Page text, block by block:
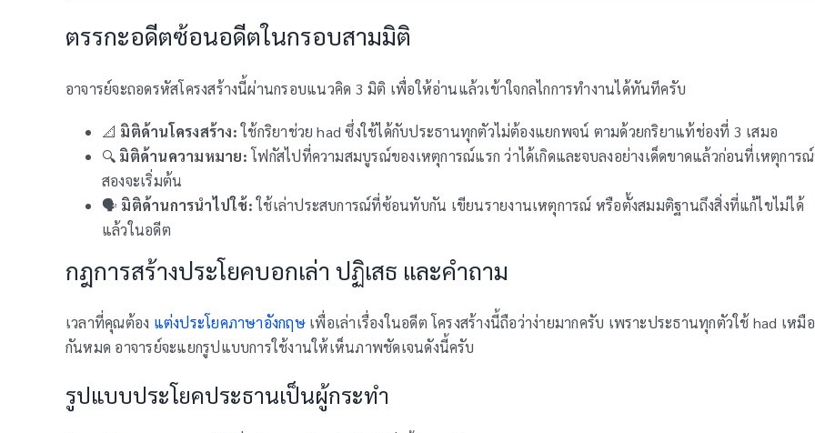
ตรรกะอดีตซ้อนอดีตในกรอบสามมิติ
อาจารย์จะถอดรหัสโครงสร้างนี้ผ่านกรอบแนวคิด 3 มิติ เพื่อให้อ่านแล้วเข้าใจกลไกการทำงานได้ทันทีครับ
📐 มิติด้านโครงสร้าง:ใช้กริยาช่วย had ซึ่งใช้ได้กับประธานทุกตัวไม่ต้องแยกพจน์ ตามด้วยกริยาแท้ช่องที่ 3 เสมอ
🔍 มิติด้านความหมาย:โฟกัสไปที่ความสมบูรณ์ของเหตุการณ์แรก ว่าได้เกิดและจบลงอย่างเด็ดขาดแล้วก่อนที่เหตุการ
สองจะเริ่มต้น
🗣️ มิติด้านการนำไปใช้:ใช้เล่าประสบการณ์ที่ซ้อนทับกัน เขียนรายงานเหตุการณ์ หรือตั้งสมมติฐานถึงสิ่งที่แก้ไขไม่ได้
แล้วในอดีต
กฎการสร้างประโยคบอกเล่า ปฏิเสธ และคำถาม
เวลาที่คุณต้อง แต่งประโยคภาษาอังกฤษเพื่อเล่าเรื่องในอดีต โครงสร้างนี้ถือว่าง่ายมากครับ เพราะประธานทุกตัวใช้ had เหมื
กันหมด อาจารย์จะแยกรูปแบบการใช้งานให้เห็นภาพชัดเจนดังนี้ครับ
รูปแบบประโยคประธานเป็นผู้กระทำ